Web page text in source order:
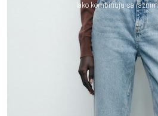
lako kombinuju sa